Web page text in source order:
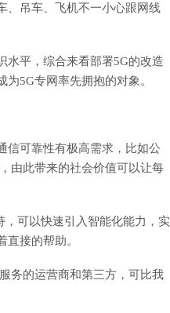
、吊车、飞机不一小心跟网线
水平，综合来看部署5G的改造
5G专网率先拥抱的对象。
信可靠性有极高需求，比如公
由此带来的社会价值可以让每
可以快速引入智能化能力，实
接的帮助。
务的运营商和第三方，可比我